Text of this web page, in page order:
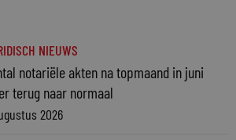
NIEUWS
notariële akten na topmaand in juni
terug naar normaal
2026